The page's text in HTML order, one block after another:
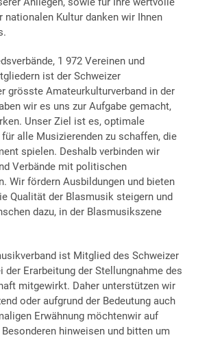
nationalen Kultur danken wir Ihnen
1 972 Vereinen und
ist der Schweizer
grösste Amateurkulturverband in der
wir es uns zur Aufgabe gemacht,
Unser Ziel ist es, optimale
für alle Musizierenden zu schaffen, die
spielen. Deshalb verbinden wir
Verbände mit politischen
Wir fördern Ausbildungen und bieten
Qualität der Blasmusik steigern und
dazu, in der Blasmusikszene
ist Mitglied des Schweizer
der Erarbeitung der Stellungnahme des
mitgewirkt. Daher unterstützen wir
oder aufgrund der Bedeutung auch
Erwähnung möchtenwir auf
hinweisen und bitten um